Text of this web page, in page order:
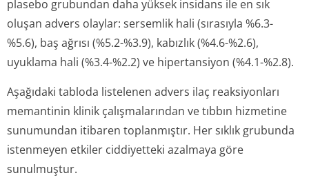
plasebo grubundan daha yüksek insidans ile en sık
oluşan advers olaylar: sersemlik hali (sırasıyla %6.3-
%5.6), baş ağrısı (%5.2-%3.9), kabızlık (%4.6-%2.6),
uyuklama hali (%3.4-%2.2) ve hipertansiyon (%4.1-%2.8).
Aşağıdaki tabloda listelenen advers ilaç reaksiyonları
memantinin klinik çalışmalarından ve tıbbın hizmetine
sunumundan itibaren toplanmıştır. Her sıklık grubunda
istenmeyen etkiler ciddiyetteki azalmaya göre
sunulmuştur.